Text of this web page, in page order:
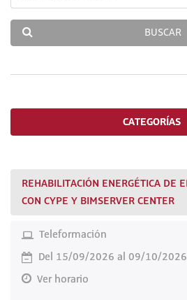
BUSCAR
CATEGORÍAS
REHABILITACIÓN ENERGÉTICA DE
CON CYPE Y BIMSERVER CENTER
Teleformación
Del 15/09/2026 al 09/10/2026
Ver horario